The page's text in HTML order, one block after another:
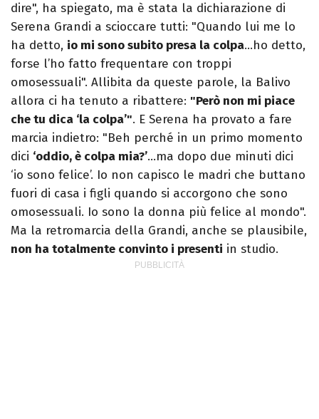
dire", ha spiegato, ma è stata la dichiarazione di
Serena Grandi a scioccare tutti: "Quando lui me lo
ha detto, io mi sono subito presa la colpa…ho detto,
forse l’ho fatto frequentare con troppi
omosessuali". Allibita da queste parole, la Balivo
allora ci ha tenuto a ribattere: "Però non mi piace
che tu dica ‘la colpa’". E Serena ha provato a fare
marcia indietro: "Beh perché in un primo momento
dici ‘oddio, è colpa mia?’…ma dopo due minuti dici
‘io sono felice’. Io non capisco le madri che buttano
fuori di casa i figli quando si accorgono che sono
omosessuali. Io sono la donna più felice al mondo".
Ma la retromarcia della Grandi, anche se plausibile,
non ha totalmente convinto i presenti in studio.